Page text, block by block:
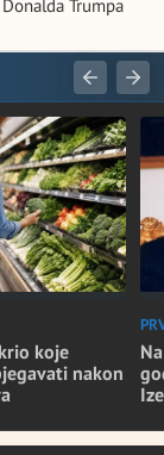
Trumpa
koje
nakon